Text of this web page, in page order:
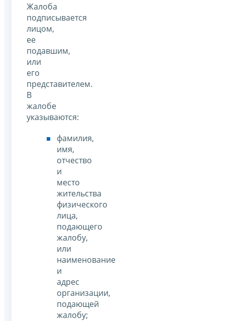
Жалоба
подписывается
лицом,
ее
подавшим,
или
его
представителем.
В
жалобе
указываются:
фамилия,
имя,
отчество
и
место
жительства
физического
лица,
подающего
жалобу,
или
наименование
и
адрес
организации,
подающей
жалобу;